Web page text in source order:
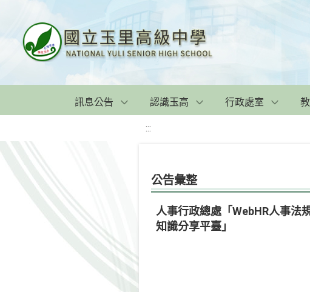
訊息公告 認識玉高 行政處室
:::
公告彙整
人事行政總處「WebHR人事法
知識分享平臺」